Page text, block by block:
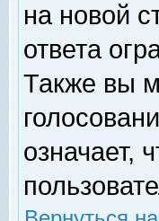
на новой
ответа
Также вы
означает,